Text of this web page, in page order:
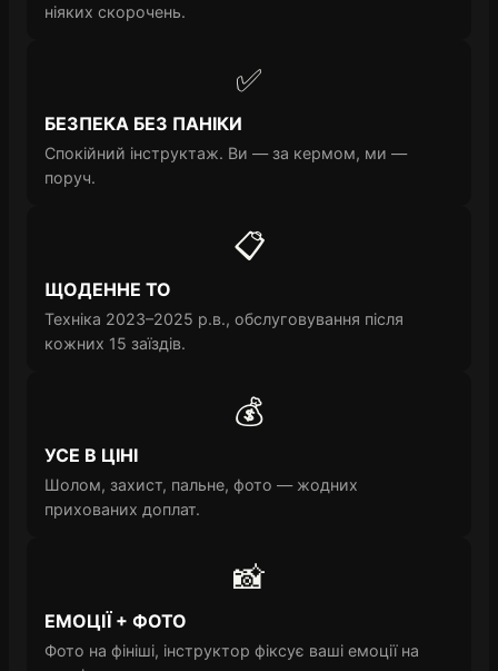
ніяких скорочень.
✅
БЕЗПЕКА БЕЗ ПАНІКИ
Спокійний інструктаж. Ви — за кермом, ми —
поруч.
📋
ЩОДЕННЕ ТО
Техніка 2023–2025 р.в., обслуговування після
кожних 15 заїздів.
💰
УСЕ В ЦІНІ
Шолом, захист, пальне, фото — жодних
прихованих доплат.
📸
ЕМОЦІЇ + ФОТО
Фото на фініші, інструктор фіксує ваші емоції на